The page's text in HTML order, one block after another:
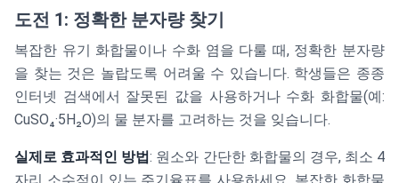
도전 1: 정확한 분자량 찾기
복잡한 유기 화합물이나 수화 염을 다룰 때, 정확한 분자량
을 찾는 것은 놀랍도록 어려울 수 있습니다. 학생들은 종종
인터넷 검색에서 잘못된 값을 사용하거나 수화 화합물(예:
CuSO₄·5H₂O)의 물 분자를 고려하는 것을 잊습니다.
실제로 효과적인 방법: 원소와 간단한 화합물의 경우, 최소 4